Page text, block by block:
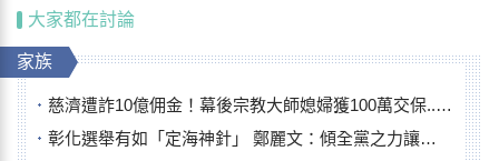
大家都在討論
家族
慈濟遭詐10億佣金！幕後宗教大師媳婦獲100萬交保...快步奔離不發一語
彰化選舉有如「定海神針」 鄭麗文：傾全黨之力讓彰化贏